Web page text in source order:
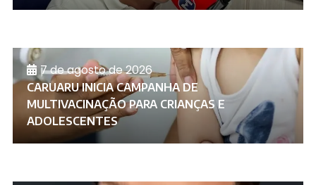
7 de agosto de 2026
CARUARU INICIA CAMPANHA DE
MULTIVACINAÇÃO PARA CRIANÇAS E
ADOLESCENTES